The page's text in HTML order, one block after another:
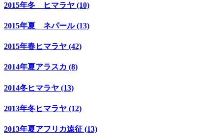
2015年冬 ヒマラヤ (10)
2015年夏 ネパール (13)
2015年春ヒマラヤ (42)
2014年夏アラスカ (8)
2014冬ヒマラヤ (13)
2013年冬ヒマラヤ (12)
2013年夏アフリカ遠征 (13)